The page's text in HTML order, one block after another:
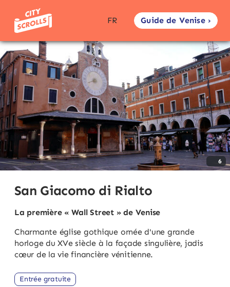
FR Guide de Venise ›
6
San Giacomo di Rialto
La première « Wall Street » de Venise
Charmante église gothique ornée d'une grande
horloge du XVe siècle à la façade singulière, jadis
cœur de la vie financière vénitienne.
Entrée gratuite